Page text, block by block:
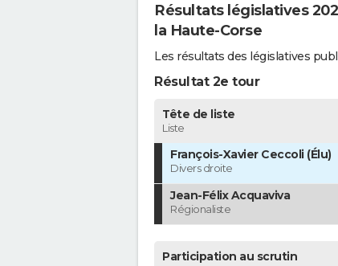
Résultats législatives
la Haute-Corse
Les résultats des législatives
Résultat 2e tour
Tête de liste
Liste
François-Xavier Ceccoli (Élu)
Divers droite
Jean-Félix Acquaviva
Régionaliste
Participation au scrutin